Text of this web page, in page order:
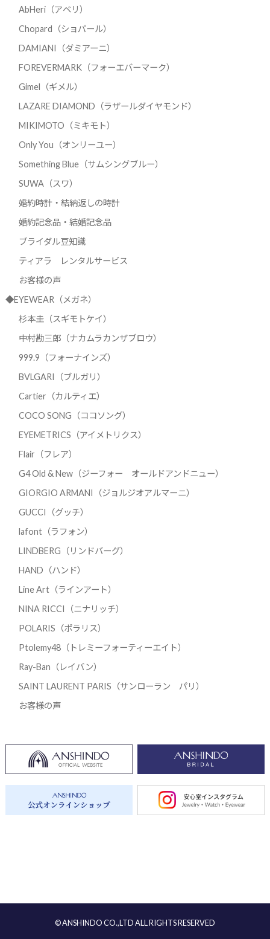
AbHeri（アベリ）
Chopard（ショパール）
DAMIANI（ダミアーニ）
FOREVERMARK（フォーエバーマーク）
Gimel（ギメル）
LAZARE DIAMOND（ラザールダイヤモンド）
MIKIMOTO（ミキモト）
Only You（オンリーユー）
Something Blue（サムシングブルー）
SUWA（スワ）
婚約時計・結納返しの時計
婚約記念品・結婚記念品
ブライダル豆知識
ティアラ レンタルサービス
お客様の声
◆EYEWEAR（メガネ）
杉本圭（スギモトケイ）
中村勘三郎（ナカムラカンザブロウ）
999.9（フォーナインズ）
BVLGARI（ブルガリ）
Cartier（カルティエ）
COCO SONG（ココソング）
EYEMETRICS（アイメトリクス）
Flair（フレア）
G4 Old & New（ジーフォー オールドアンドニュー）
GIORGIO ARMANI（ジョルジオアルマーニ）
GUCCI（グッチ）
lafont（ラフォン）
LINDBERG（リンドバーグ）
HAND（ハンド）
Line Art（ラインアート）
NINA RICCI（ニナリッチ）
POLARIS（ポラリス）
Ptolemy48（トレミーフォーティーエイト）
Ray-Ban（レイバン）
SAINT LAURENT PARIS（サンローラン パリ）
お客様の声
© ANSHINDO CO.,LTD ALL RIGHTS RESERVED